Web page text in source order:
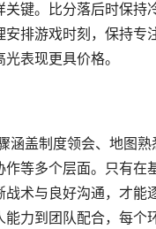
关键。比分落后时保持
安排游戏时刻，保持专
表现更具价格。
涵盖制度领会、地图
作等多个层面。只有在
战术与良好沟通，才能
能力到团队配合，每个